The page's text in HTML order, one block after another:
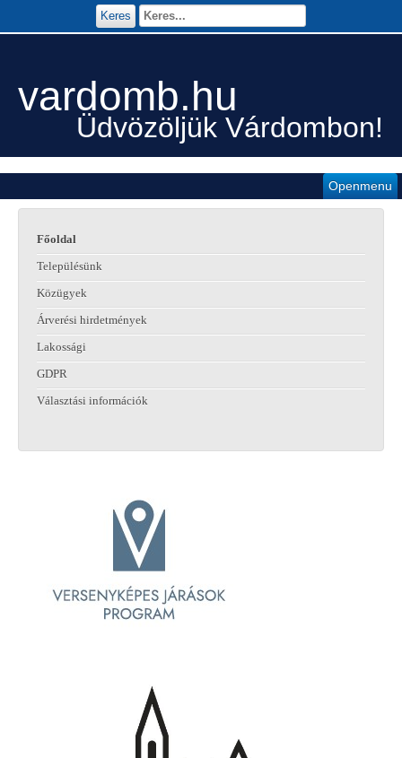
vardomb.hu
Üdvözöljük Várdombon!
Openmenu
Keres
Főoldal
Településünk
Közügyek
Árverési hirdetmények
Lakossági
GDPR
Választási információk